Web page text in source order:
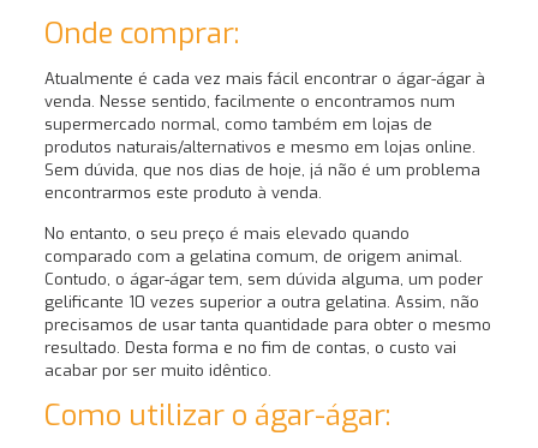
Onde comprar:
Atualmente é cada vez mais fácil encontrar o ágar-ágar à
venda. Nesse sentido, facilmente o encontramos num
supermercado normal, como também em lojas de
produtos naturais/alternativos e mesmo em lojas online.
Sem dúvida, que nos dias de hoje, já não é um problema
encontrarmos este produto à venda.
No entanto, o seu preço é mais elevado quando
comparado com a gelatina comum, de origem animal.
Contudo, o ágar-ágar tem, sem dúvida alguma, um poder
gelificante 10 vezes superior a outra gelatina. Assim, não
precisamos de usar tanta quantidade para obter o mesmo
resultado. Desta forma e no fim de contas, o custo vai
acabar por ser muito idêntico.
Como utilizar o ágar-ágar: